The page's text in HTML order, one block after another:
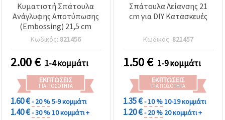
Κυματιστή Σπάτουλα
Ανάγλυφης Αποτύπωσης
(Embossing) 21,5 cm
Κωδικός: 821456
2.00€ 1-4 κομμάτι
ΕΚΠΤΏΣΕΙΣ
ΓΙΑ ΠΟΣΌΤΗΤΑ
1.60 €- 20 %5-9 κομμάτι
1.40 €- 30 %10 κομμάτι +
Σπάτουλα Λείανσης 21
cm για DIY Κατασκευές
Κωδικός: 821457
1.50€ 1-9 κομμάτι
ΕΚΠΤΏΣΕΙΣ
ΓΙΑ ΠΟΣΌΤΗΤΑ
1.35 €- 10 %10-19 κομμάτι
1.20 €- 20 % 20 κομμάτι +